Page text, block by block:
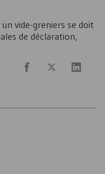
vide-greniers se doit
de déclaration,